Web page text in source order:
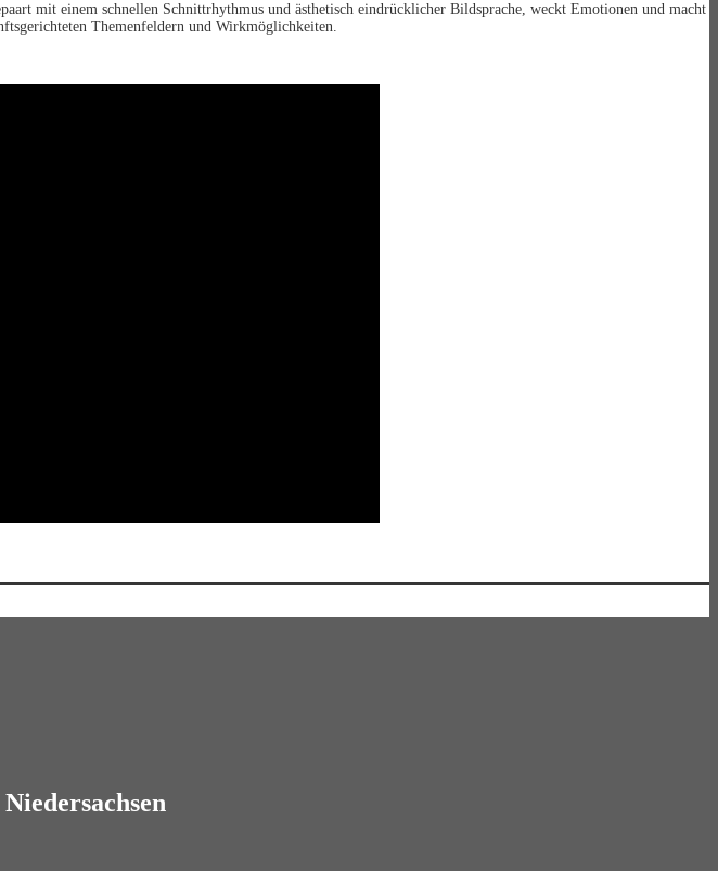
mit einem schnellen Schnittrhythmus und ästhetisch eindrücklicher Bildsprache, weckt Emotionen und macht
Themenfeldern und Wirkmöglichkeiten.